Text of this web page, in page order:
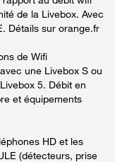
de la Livebox. Avec
Détails sur orange.fr
de Wifi
une Livebox S ou
5. Débit en
et équipements
HD et les
(détecteurs, prise